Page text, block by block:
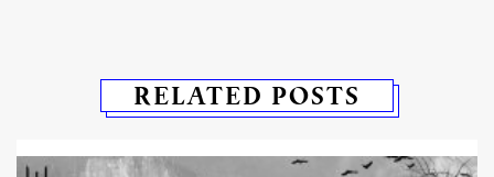
RELATED POSTS